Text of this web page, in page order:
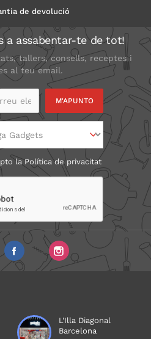
de devolució
a assabentar-te de tot!
tallers, consells, receptes i
al teu email.
laPolítica de privacitat
L'Illa Diagonal
Barcelona